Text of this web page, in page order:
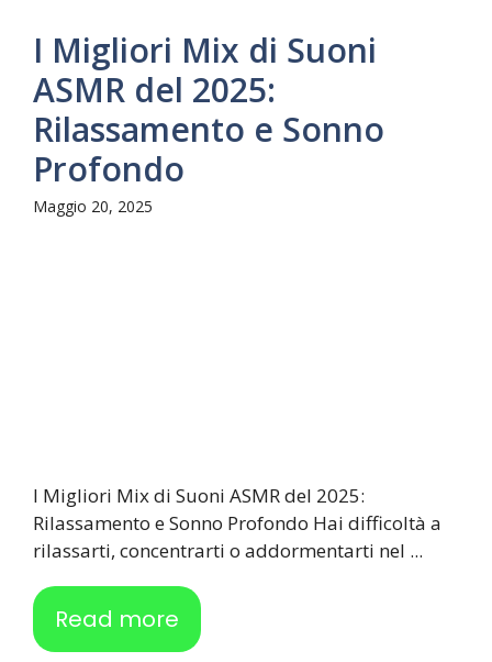
I Migliori Mix di Suoni
ASMR del 2025:
Rilassamento e Sonno
Profondo
Maggio 20, 2025
I Migliori Mix di Suoni ASMR del 2025:
Rilassamento e Sonno Profondo Hai difficoltà a
rilassarti, concentrarti o addormentarti nel ...
Read more